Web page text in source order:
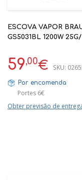
ESCOVA VAPOR
GS5031BL 1200W
59,00€ SKU:
Por encomenda
Portes 6€
Obter previsão de